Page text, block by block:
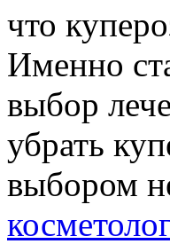
что
Именно
выбор
убрать
выбором